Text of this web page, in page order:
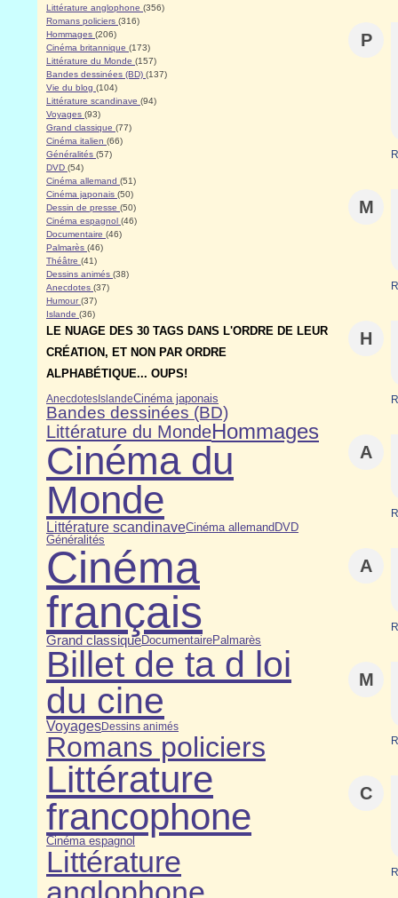
Littérature anglophone (356)
Romans policiers (316)
Hommages (206)
Cinéma britannique (173)
Littérature du Monde (157)
Bandes dessinées (BD) (137)
Vie du blog (104)
Littérature scandinave (94)
Voyages (93)
Grand classique (77)
Cinéma italien (66)
Généralités (57)
DVD (54)
Cinéma allemand (51)
Cinéma japonais (50)
Dessin de presse (50)
Cinéma espagnol (46)
Documentaire (46)
Palmarès (46)
Théâtre (41)
Dessins animés (38)
Anecdotes (37)
Humour(37)
Islande (36)
LE NUAGE DES 30 TAGS DANS L'ORDRE DE LEUR
CRÉATION, ET NON PAR ORDRE
ALPHABÉTIQUE... OUPS!
Anecdotes IslandeCinéma japonais
Bandes dessinées (BD)
Littérature du MondeHommages
Cinéma du
Monde
Littérature scandinaveCinéma allemandDVD
Généralités
Cinéma
français
Grand classiqueDocumentairePalmarès
Billet de ta d loi
du cine
VoyagesDessins animés
Romans policiers
Littérature
francophone
Cinéma espagnol
Littérature
P
M
H
A
A
M
C